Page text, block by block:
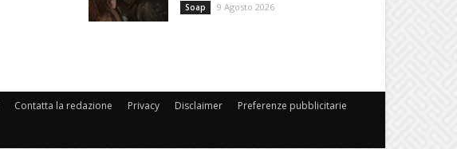
Soap 9 Agosto 2026
Contatta la redazione Privacy Disclaimer Preferenze pubblicitarie